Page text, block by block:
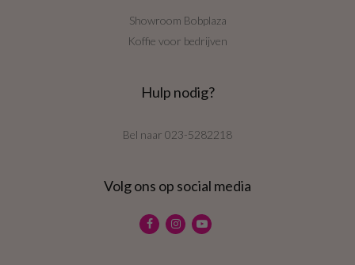
Showroom Bobplaza
Koffie voor bedrijven
Hulp nodig?
Bel naar 023-5282218
Volg ons op social media